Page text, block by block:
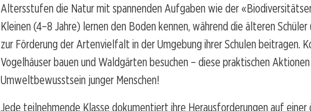
Altersstufen die Natur mit spannenden Aufgaben wie der
Kleinen (4–8 Jahre) lernen den Boden kennen, während die älteren
zur Förderung der Artenvielfalt in der Umgebung ihrer Schulen beitragen.
Vogelhäuser bauen und Waldgärten besuchen – diese praktischen
Umweltbewusstsein junger Menschen!
Jede teilnehmende Klasse dokumentiert ihre Herausforderungen auf